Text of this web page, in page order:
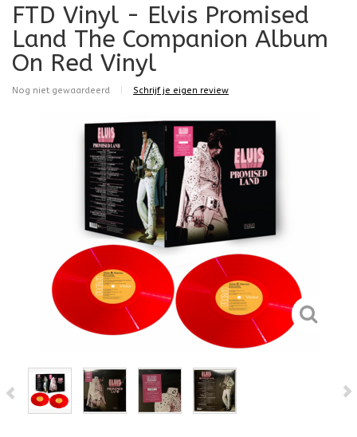
FTD Vinyl - Elvis Promised
Land The Companion Album
On Red Vinyl
Nog niet gewaardeerd Schrijf je eigen review